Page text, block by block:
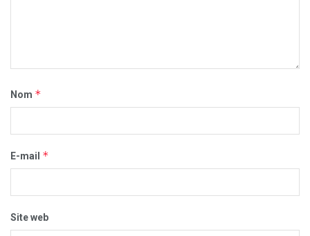
Nom *
E-mail *
Site web